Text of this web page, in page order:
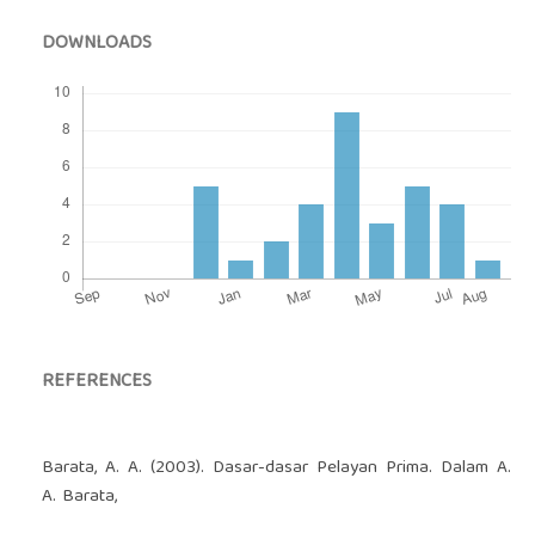
DOWNLOADS
REFERENCES
Barata, A. A. (2003). Dasar-dasar Pelayan Prima. Dalam A.
A. Barata,